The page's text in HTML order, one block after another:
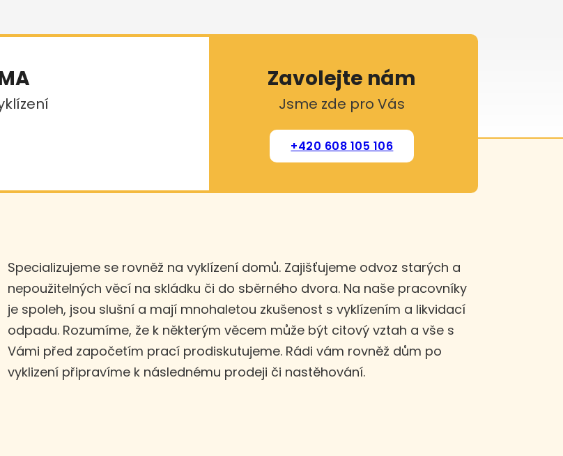
Zavolejte nám
Jsme zde pro Vás
+420 608 105 106
Specializujeme se rovněž na vyklízení domů. Zajišťujeme odvoz starých a
nepoužitelných věcí na skládku či do sběrného dvora. Na naše pracovníky
je spoleh, jsou slušní a mají mnohaletou zkušenost s vyklízením a likvidací
odpadu. Rozumíme, že k některým věcem může být citový vztah a vše s
Vámi před započetím prací prodiskutujeme. Rádi vám rovněž dům po
vyklizení připravíme k následnému prodeji či nastěhování.